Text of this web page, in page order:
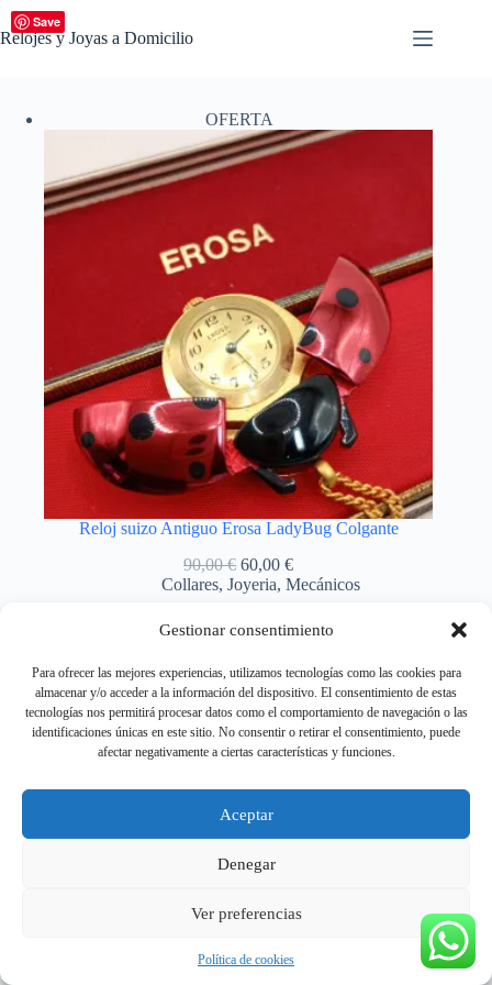
Gestionar consentimiento
Para ofrecer las mejores experiencias, utilizamos tecnologías como las cookies para
almacenar y/o acceder a la información del dispositivo. El consentimiento de estas
tecnologías nos permitirá procesar datos como el comportamiento de navegación o las
identificaciones únicas en este sitio. No consentir o retirar el consentimiento, puede
afectar negativamente a ciertas características y funciones.
Aceptar
Denegar
Ver preferencias
Política de cookies
Relojes y Joyas a Domicilio
Save
OFERTA
Reloj suizo Antiguo Erosa LadyBug Colgante
90,00€ El
precio
60,00€El
precio
es:
Collares, Joyeria, Mecánicos
Copyright © 2026 - RELOJESDOMICILIO.COM - 📦
Envíos GRATIS en 24 h a toda España | Contra reembolso